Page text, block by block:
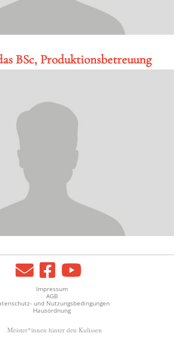
BSc, Produktionsbetreuung
Impressum
AGB
und Nutzungsbedingungen
Hausordnung
Meister*innen hinter den Kulissen